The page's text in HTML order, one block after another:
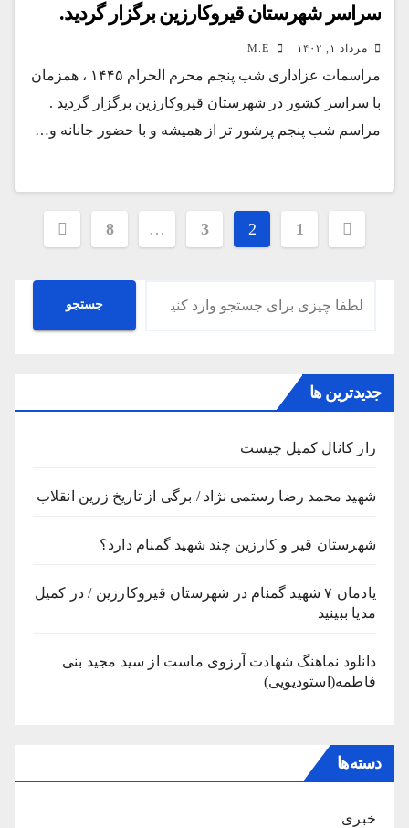
سراسر شهرستان قیروکارزین برگزار گردید.
مرداد ۱, ۱۴۰۲
مراسمات عزاداری شب پنجم محرم الحرام ۱۴۴۵ ، همزمان
با سراسر کشور در شهرستان قیروکارزین برگزار گردید .
مراسم شب پنجم پرشور تر از همیشه و با حضور جانانه و…
صفحه‌بندی
نوشته‌ها
1
2
3
…
8
جستجو جستجو
جدیدترین ها
راز کانال کمیل چیست
شهید محمد رضا رستمی نژاد / برگی از تاریخ زرین انقلاب
شهرستان قیر و کارزین چند شهید گمنام دارد؟
یادمان ۷ شهید گمنام در شهرستان قیروکارزین / در کمیل
مدیا ببینید
دانلود نماهنگ شهادت آرزوی ماست از سید مجید بنی
فاطمه(استودیویی)
دسته‌ها
خبری